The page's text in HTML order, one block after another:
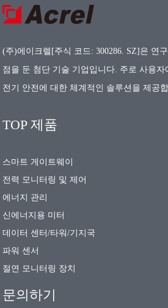
(주)에이크렐[주식 코드: 300286. SZ]은 연
점을 둔 첨단 기술 기업입니다. 주로 사용자
전기 안전에 대한 체계적인 솔루션을 제공
TOP 제품
스마트 게이트웨이
전력 모니터링 및 제어
에너지 관리
신에너지용 미터
데이터 센터/타워/기지국
파워 센서
절연 모니터링 장치
문의하기